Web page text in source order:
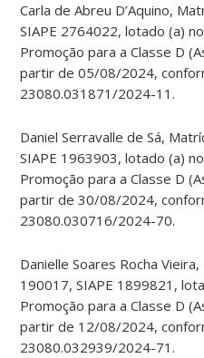
Carla de Abreu D’Aquino,
SIAPE 2764022, lotado (a) no
Promoção para a Classe D
partir de 05/08/2024,
23080.031871/2024-11.
Daniel Serravalle de Sá,
SIAPE 1963903, lotado (a)
Promoção para a Classe D
partir de 30/08/2024,
23080.030716/2024-70.
Danielle Soares Rocha Vieira,
190017, SIAPE 1899821,
Promoção para a Classe D
partir de 12/08/2024,
23080.032939/2024-71.